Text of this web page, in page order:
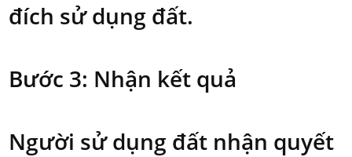
đích sử dụng đất.
Bước 3: Nhận kết quả
Người sử dụng đất nhận quyết